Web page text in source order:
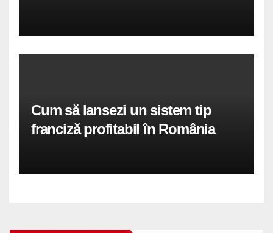
Cum să lansezi un sistem tip
franciză profitabil în România